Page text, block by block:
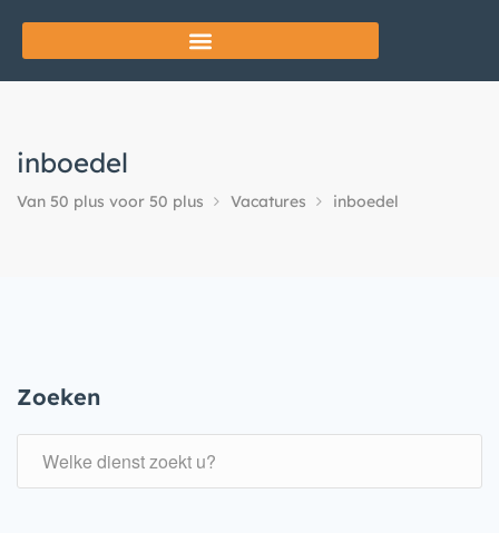
inboedel
Van 50 plus voor 50 plus Vacatures inboedel
Zoeken